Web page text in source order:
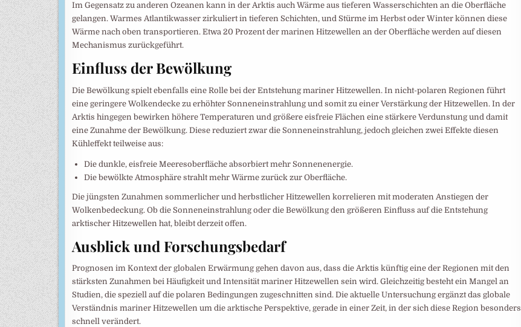
Im Gegensatz zu anderen Ozeanen kann in der Arktis auch Wärme aus tieferen Wasserschichten an die Oberfläche
gelangen. Warmes Atlantikwasser zirkuliert in tieferen Schichten, und Stürme im Herbst oder Winter können diese
Wärme nach oben transportieren. Etwa 20 Prozent der marinen Hitzewellen an der Oberfläche werden auf diesen
Mechanismus zurückgeführt.
Einfluss der Bewölkung
Die Bewölkung spielt ebenfalls eine Rolle bei der Entstehung mariner Hitzewellen. In nicht-polaren Regionen führt
eine geringere Wolkendecke zu erhöhter Sonneneinstrahlung und somit zu einer Verstärkung der Hitzewellen. In der
Arktis hingegen bewirken höhere Temperaturen und größere eisfreie Flächen eine stärkere Verdunstung und damit
eine Zunahme der Bewölkung. Diese reduziert zwar die Sonneneinstrahlung, jedoch gleichen zwei Effekte diesen
Kühleffekt teilweise aus:
Die dunkle, eisfreie Meeresoberfläche absorbiert mehr Sonnenenergie.
Die bewölkte Atmosphäre strahlt mehr Wärme zurück zur Oberfläche.
Die jüngsten Zunahmen sommerlicher und herbstlicher Hitzewellen korrelieren mit moderaten Anstiegen der
Wolkenbedeckung. Ob die Sonneneinstrahlung oder die Bewölkung den größeren Einfluss auf die Entstehung
arktischer Hitzewellen hat, bleibt derzeit offen.
Ausblick und Forschungsbedarf
Prognosen im Kontext der globalen Erwärmung gehen davon aus, dass die Arktis künftig eine der Regionen mit den
stärksten Zunahmen bei Häufigkeit und Intensität mariner Hitzewellen sein wird. Gleichzeitig besteht ein Mangel an
Studien, die speziell auf die polaren Bedingungen zugeschnitten sind. Die aktuelle Untersuchung ergänzt das globale
Verständnis mariner Hitzewellen um die arktische Perspektive, gerade in einer Zeit, in der sich diese Region besonders
schnell verändert.